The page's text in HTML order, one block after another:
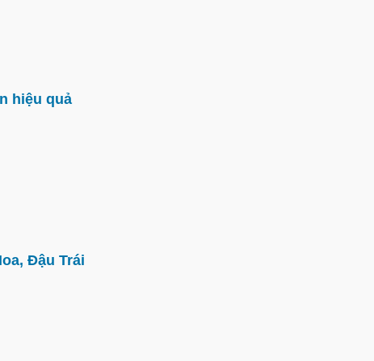
hiệu quả
Đậu Trái